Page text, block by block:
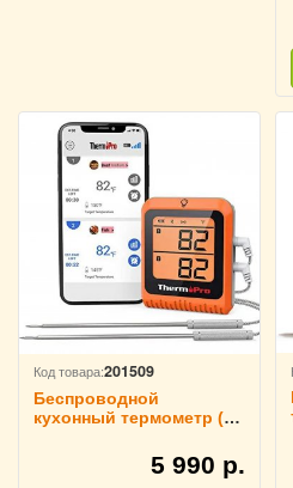
Код товара:201509
Беспроводной
кухонный термометр (2
5 990 р.